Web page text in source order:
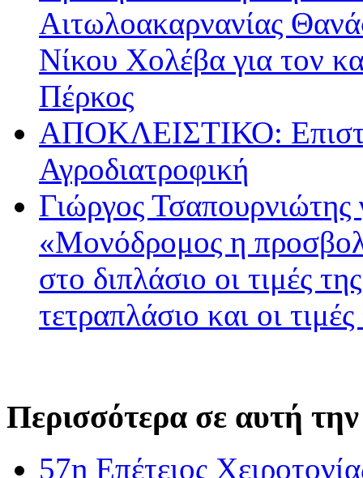
Αιτωλοακαρνανίας
Νίκου Χολέβα για τον
Πέρκος
ΑΠΟΚΛΕΙΣΤΙΚΟ:
Αγροδιατροφική
Γιώργος
«Μονόδρομος η
στο διπλάσιο οι τιμές
τετραπλάσιο και οι
Περισσότερα σε αυτή
57η Επέτειος